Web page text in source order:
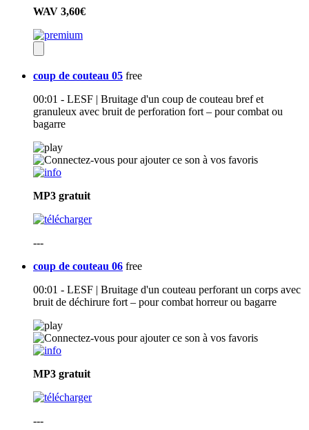
WAV 3,60€
coup de couteau 05 free
00:01 - LESF | Bruitage d'un coup de couteau bref et
granuleux avec bruit de perforation fort – pour combat ou
bagarre
MP3 gratuit
---
coup de couteau 06 free
00:01 - LESF | Bruitage d'un couteau perforant un corps avec
bruit de déchirure fort – pour combat horreur ou bagarre
MP3 gratuit
---